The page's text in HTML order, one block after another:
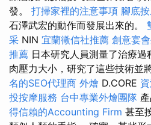
發。 打掃家裡的注意事項 腳底
石澤武宏的動作而發展出來的。
采 NIN 宜蘭徵信社推薦 創意宴
推薦 日本研究人員測量了治療
肉壓力大小，研究了這些技術並
名的SEO代理商 外燴 D.CORE
投按摩服務 台中專業外燴團隊
得信賴的Accounting Firm 甚至